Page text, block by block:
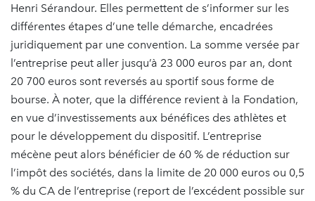
Henri Sérandour. Elles permettent de s’informer sur les
différentes étapes d’une telle démarche, encadrées
juridiquement par une convention. La somme versée par
l’entreprise peut aller jusqu’à 23 000 euros par an, dont
20 700 euros sont reversés au sportif sous forme de
bourse. À noter, que la différence revient à la Fondation,
en vue d’investissements aux bénéfices des athlètes et
pour le développement du dispositif. L’entreprise
mécène peut alors bénéficier de 60 % de réduction sur
l’impôt des sociétés, dans la limite de 20 000 euros ou 0,5
% du CA de l’entreprise (report de l’excédent possible sur